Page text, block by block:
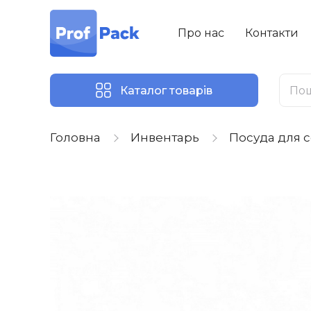
Про нас Контакти
Каталог товарів
Головна Инвентарь Посуда для